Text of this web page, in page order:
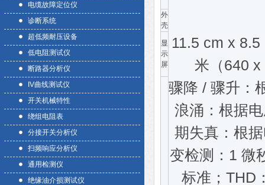
电缆故障定位仪
诊断系统
超低频耐压设备
低电阻测试仪
断路器分析仪
IV曲线测试仪
开关机械特性
绕组电阻表
分接开关分析仪
扫频响应分析仪
通用检测仪
绝缘油介损测试仪
外
壳
显
示
屏
11.5 cm x
米（640
骤降 / 骤升：
浪涌：根据
期失真：根
变检测：1 微
标准；THD